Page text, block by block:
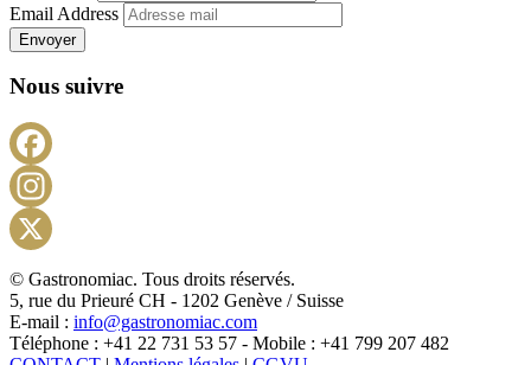
Email Address
Envoyer
Nous suivre
X
© Gastronomiac. Tous droits réservés.
5, rue du Prieuré CH - 1202 Genève / Suisse
E-mail : info@gastronomiac.com
Téléphone : +41 22 731 53 57 - Mobile : +41 799 207 482